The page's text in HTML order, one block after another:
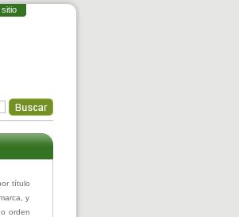
sitio
título
y
orden